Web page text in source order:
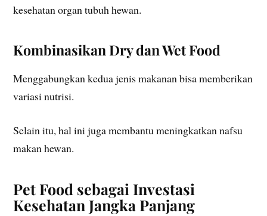
kesehatan organ tubuh hewan.
Kombinasikan Dry dan Wet Food
Menggabungkan kedua jenis makanan bisa memberikan
variasi nutrisi.
Selain itu, hal ini juga membantu meningkatkan nafsu
makan hewan.
Pet Food sebagai Investasi
Kesehatan Jangka Panjang